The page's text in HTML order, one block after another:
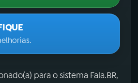
para o sistema Fala.BR,